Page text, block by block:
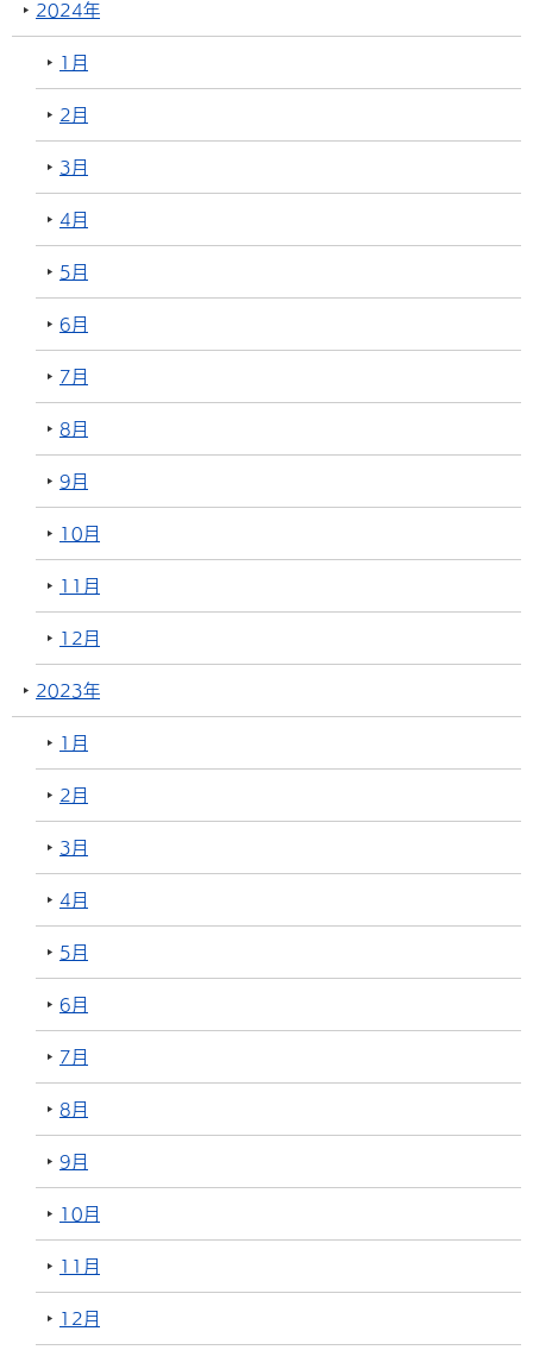
2024年
1月
2月
3月
4月
5月
6月
7月
8月
9月
10月
11月
12月
2023年
1月
2月
3月
4月
5月
6月
7月
8月
9月
10月
11月
12月